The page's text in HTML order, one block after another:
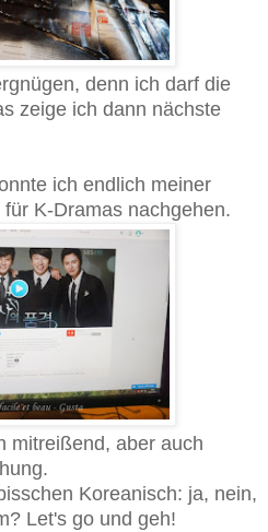
denn ich darf die
zeige ich dann nächste
ich endlich meiner
K-Dramas nachgehen.
mitreißend, aber auch
Koreanisch: ja, nein,
Let's go und geh!